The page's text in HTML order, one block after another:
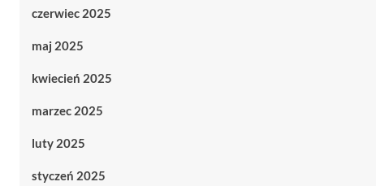
czerwiec 2025
maj 2025
kwiecień 2025
marzec 2025
luty 2025
styczeń 2025